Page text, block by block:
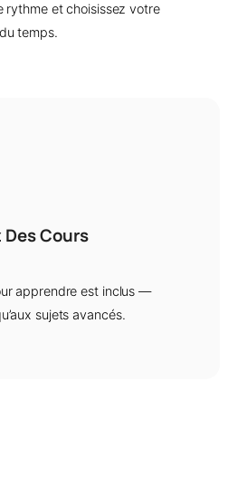
rythme et choisissez votre
temps.
Cours
apprendre est inclus —
sujets avancés.